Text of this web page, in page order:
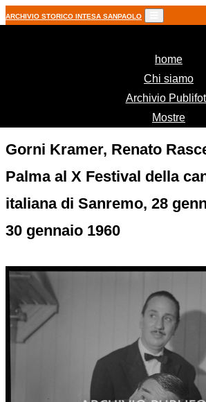
ARCHIVIO STORICO INTESA SANPAOLO
home
Chi siamo
Archivio
Mostre
Gorni Kramer, Renato
Palma al X Festival della
italiana di Sanremo, 28
30 gennaio 1960